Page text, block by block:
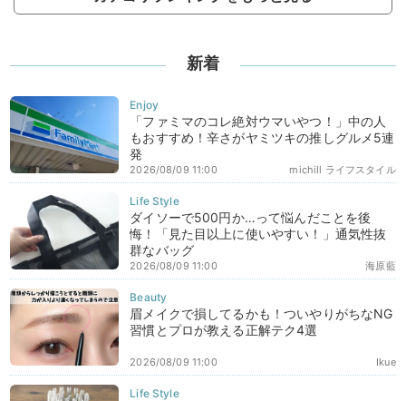
新着
「ファミマのコレ絶対ウマいやつ！」中の人
もおすすめ！辛さがヤミツキの推しグルメ5連
発
michill ライフスタイル
2026/08/09 11:00
ダイソーで500円か…って悩んだことを後
悔！「見た目以上に使いやすい！」通気性抜
群なバッグ
海原藍
2026/08/09 11:00
眉メイクで損してるかも！ついやりがちなNG
習慣とプロが教える正解テク4選
Ikue
2026/08/09 11:00